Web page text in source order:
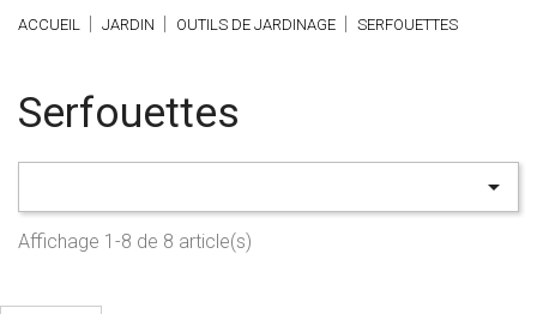
ACCUEIL JARDIN OUTILS DE JARDINAGE SERFOUETTES
Serfouettes

Affichage 1-8 de 8 article(s)